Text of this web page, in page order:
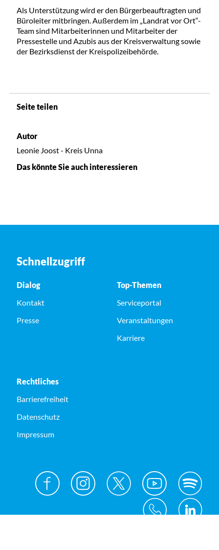
Als Unterstützung wird er den Bürgerbeauftragten und
Büroleiter mitbringen. Außerdem im „Landrat vor Ort“-
Team sind Mitarbeiterinnen und Mitarbeiter der
Pressestelle und Azubis aus der Kreisverwaltung sowie
der Bezirksdienst der Kreispolizeibehörde.
Seite teilen
Autor
Leonie Joost - Kreis Unna
Das könnte Sie auch interessieren
Schnellzugriff
Dialog
Kontakt
Presse
Top-Themen
Serviceportal
Veranstaltungen
Karriere
Rechtliches
Barrierefreiheit
Datenschutz
Impressum